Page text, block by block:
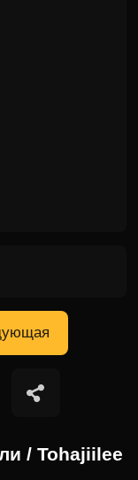
/ Tohajiilee